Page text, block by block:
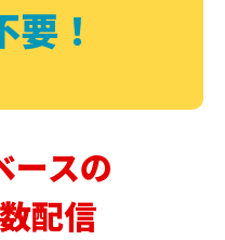
！
ースの
配信